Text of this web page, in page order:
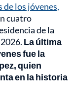
de los jóvenes,
cuatro
de la
La última
fue la
quien
en la historia